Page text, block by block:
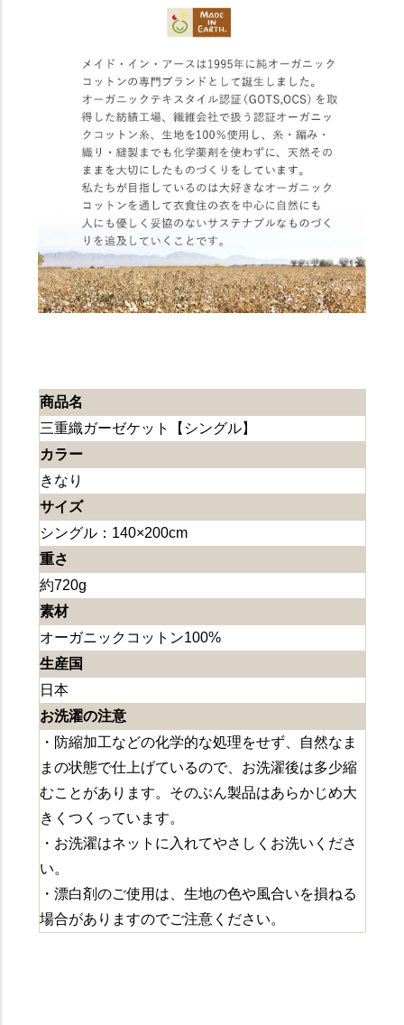
商品名
三重織ガーゼケット【シングル】
カラー
きなり
サイズ
シングル：140×200cm
重さ
約720g
素材
オーガニックコットン100%
生産国
日本
お洗濯の注意
・防縮加工などの化学的な処理をせず、自然なま
まの状態で仕上げているので、お洗濯後は多少縮
むことがあります。そのぶん製品はあらかじめ大
きくつくっています。
・お洗濯はネットに入れてやさしくお洗いくださ
い。
・漂白剤のご使用は、生地の色や風合いを損ねる
場合がありますのでご注意ください。